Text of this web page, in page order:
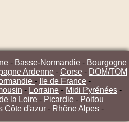
- Basse-Normandie - Bourgogne
Ardenne - Corse - DOM/TOM
- Ile de France -
- Lorraine - Midi Pyrénées -
la Loire - Picardie - Poitou
Côte d'azur - Rhône Alpes -